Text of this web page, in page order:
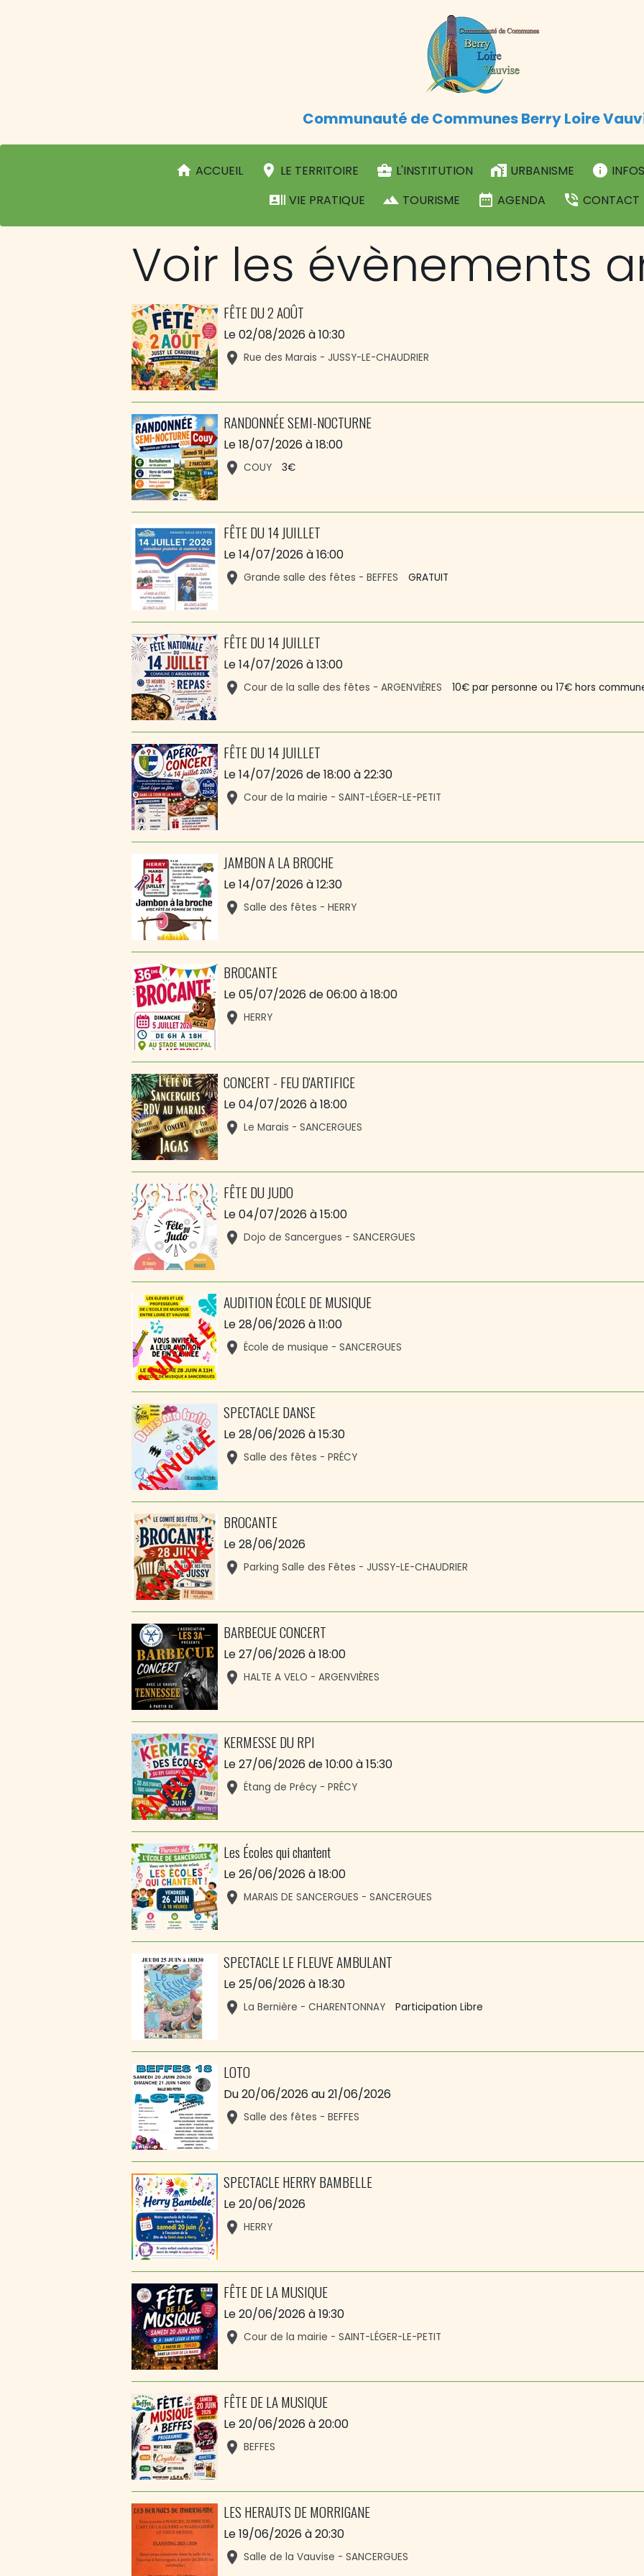
Communauté de Communes Berry Loire
ACCUEIL LE TERRITOIRE L'INSTITUTION URBANISME
VIE PRATIQUE
TOURISME AGENDA CONTACT
Voir les évènements
FÊTE DU 2 AOÛT
Le 02/08/2026à 10:30
Rue des Marais - JUSSY-LE-CHAUDRIER
RANDONNÉE SEMI-NOCTURNE
Le 18/07/2026à 18:00
COUY 3€
FÊTE DU 14 JUILLET
Le 14/07/2026à 16:00
Grande salle des fêtes - BEFFES GRATUIT
FÊTE DU 14 JUILLET
Le 14/07/2026à 13:00
Cour de la salle des fêtes - ARGENVIÈRES 10€ par personne ou 17€ hors
FÊTE DU 14 JUILLET
Le 14/07/2026de 18:00à 22:30
Cour de la mairie - SAINT-LÉGER-LE-PETIT
JAMBON A LA BROCHE
Le 14/07/2026à 12:30
Salle des fêtes - HERRY
BROCANTE
Le 05/07/2026de 06:00à 18:00
HERRY
CONCERT - FEU D'ARTIFICE
Le 04/07/2026à 18:00
Le Marais - SANCERGUES
FÊTE DU JUDO
Le 04/07/2026à 15:00
Dojo de Sancergues - SANCERGUES
AUDITION ÉCOLE DE MUSIQUE
Le 28/06/2026à 11:00
École de musique - SANCERGUES
SPECTACLE DANSE
Le 28/06/2026à 15:30
Salle des fêtes - PRÉCY
BROCANTE
Le 28/06/2026
Parking Salle des Fêtes - JUSSY-LE-CHAUDRIER
BARBECUE CONCERT
Le 27/06/2026à 18:00
HALTE A VELO - ARGENVIÈRES
KERMESSE DU RPI
Le 27/06/2026de 10:00à 15:30
Étang de Précy - PRÉCY
Les Écoles qui chantent
Le 26/06/2026à 18:00
MARAIS DE SANCERGUES - SANCERGUES
SPECTACLE LE FLEUVE AMBULANT
Le 25/06/2026à 18:30
La Bernière - CHARENTONNAY Participation Libre
LOTO
Du 20/06/2026au 21/06/2026
Salle des fêtes - BEFFES
SPECTACLE HERRY BAMBELLE
Le 20/06/2026
HERRY
FÊTE DE LA MUSIQUE
Le 20/06/2026à 19:30
Cour de la mairie - SAINT-LÉGER-LE-PETIT
FÊTE DE LA MUSIQUE
Le 20/06/2026à 20:00
BEFFES
LES HERAUTS DE MORRIGANE
Le 19/06/2026à 20:30
Salle de la Vauvise - SANCERGUES